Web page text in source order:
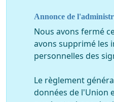
Annonce de
Nous avons fermé
avons supprimé les
personnelles des
Le règlement
données de l'Union